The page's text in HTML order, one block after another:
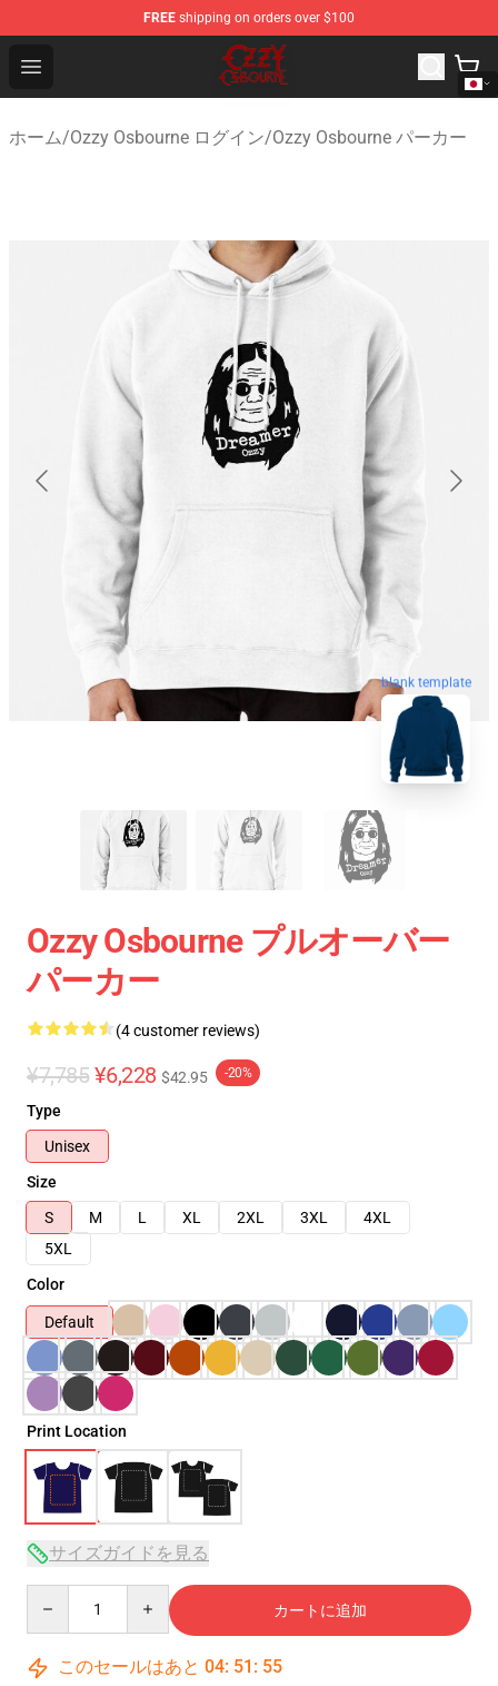
FREE shipping on orders over $100
Open menu
Ozzy Osbourne Store - Official Ozzy Osbourne
ホーム/Ozzy Osbourne ログイン/Ozzy Osbourne パーカー
blank template
Ozzy Osbourne プルオーバー
パーカー
(4 customer reviews)
¥7,785 ¥6,228 $42.95 -20%
Type
Unisex
Size
S
M L XL 2XL 3XL
4XL
5XL
Color
Default
Print Location
サイズガイドを見る
カートに追加
このセールはあと 04: 51 : 54